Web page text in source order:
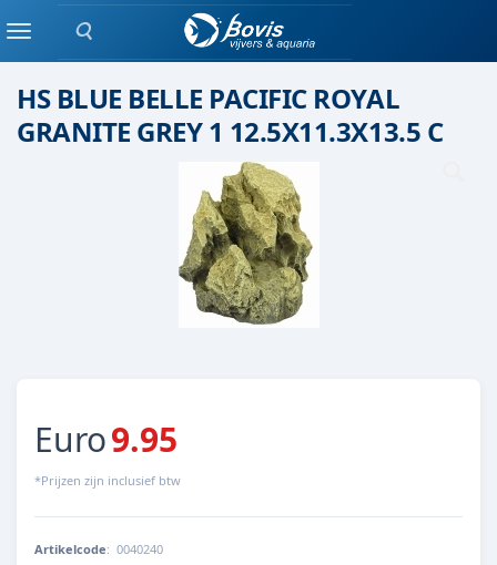
Zoeken
MenuKeramiek/ kunststof
HS BLUE BELLE PACIFIC ROYAL
GRANITE GREY 1 12.5X11.3X13.5 C
Euro9.95
*Prijzen zijn inclusief btw
Artikelcode: 0040240